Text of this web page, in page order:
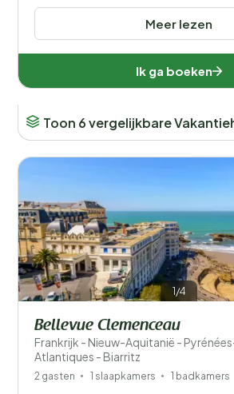
Meer lezen
Ik ga boeken
Toon 6 vergelijkbare
1/4
Bellevue Clemenceau
Frankrijk - Nieuw-Aquitanië -
Atlantiques - Biarritz
2 gasten 1 slaapkamers 1 badkamers